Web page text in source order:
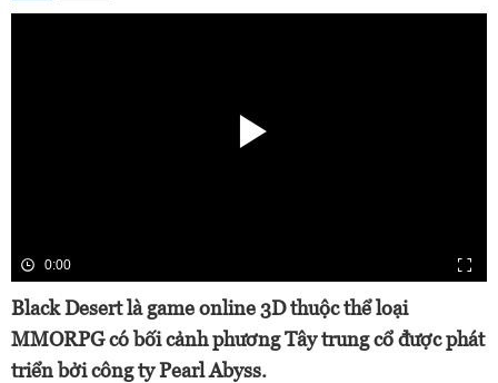
0:00
Black Desert là game online 3D thuộc thể loại
MMORPG có bối cảnh phương Tây trung cổ được phát
triển bởi công ty Pearl Abyss.